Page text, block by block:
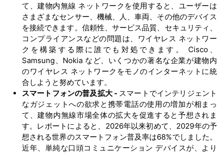
て、建物内無線 ネットワークを使用すると、ユーザーは
さまざまなセンサー、機械、人、車両、その他のデバイス
を接続できます。信頼性、サービス品質、セキュリティ、
コンプライアンスなどの問題は、ワイヤレス ネットワー
クを構築する際に誰でも対処できます。 Cisco、
Samsung、Nokia など、いくつかの著名な企業が建物内
のワイヤレス ネットワークをモノのインターネットに統
合しようと努めています。
スマートフォンの普及拡大- スマートでインテリジェント
なガジェットへの欲求と携帯電話の使用の増加が相まっ
て、建物内無線市場全体の拡大を促進すると予想されま
す。レポートによると、2026年以来初めて、2029年の予
想される世界のスマートフォン普及率は68%でしました。
近年、単純な口頭コミュニケーション デバイスが、より